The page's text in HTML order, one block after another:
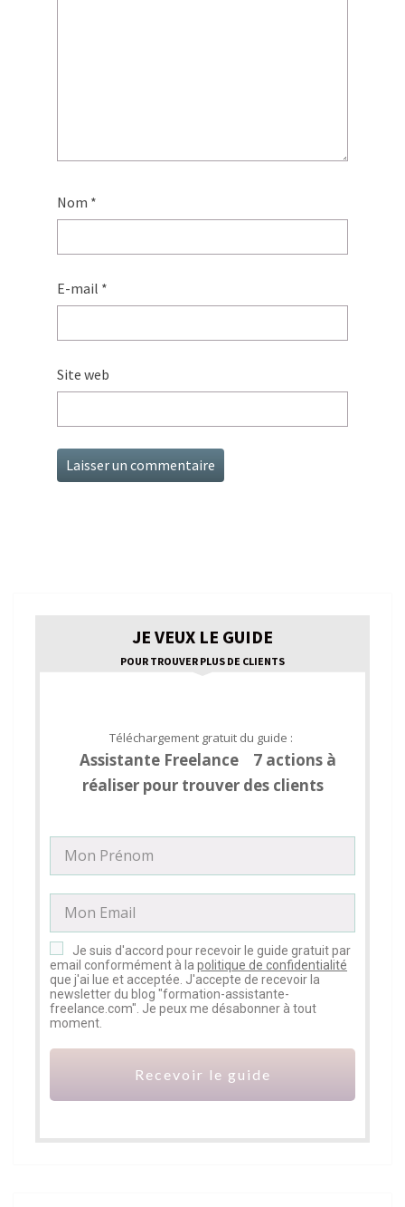
Nom *
E-mail *
Site web
JE VEUX LE GUIDE
POUR TROUVER PLUS DE CLIENTS
Téléchargement gratuit du guide :
Assistante Freelance 7 actions à
réaliser pour trouver des clients
Je suis d'accord pour recevoir le guide gratuit par
email conformément à la politique de confidentialité
que j'ai lue et acceptée. J'accepte de recevoir la
newsletter du blog "formation-assistante-
freelance.com". Je peux me désabonner à tout
moment.
Recevoir le guide